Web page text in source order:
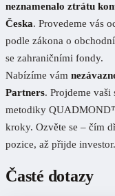
neznamenalo ztrátu
Česka. Provedeme vás
podle zákona o
se zahraničními fondy.
Nabízíme vám
Partners. Projdeme
metodiky
kroky. Ozvěte se – čím
pozice, až přijde investor.
Časté dotazy